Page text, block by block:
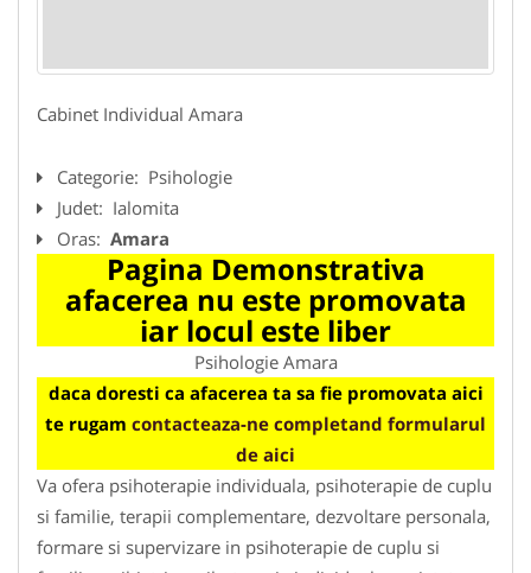
Cabinet Individual Amara
Categorie: Psihologie
Judet: Ialomita
Oras: Amara
Pagina Demonstrativa
afacerea nu este promovata
iar locul este liber
Psihologie Amara
daca doresti ca afacerea ta sa fie promovata aici
te rugam contacteaza-ne completand formularul
de aici
Va ofera psihoterapie individuala, psihoterapie de cuplu
si familie, terapii complementare, dezvoltare personala,
formare si supervizare in psihoterapie de cuplu si